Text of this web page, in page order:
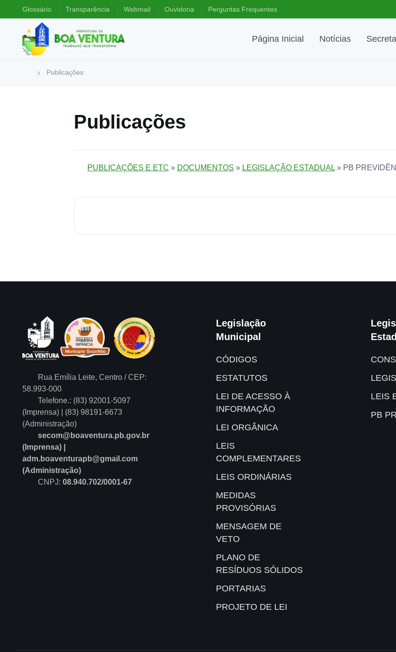
Glossário Transparência Webmail Ouvidoria Perguntas Frequentes
Página Inicial Notícias
Publicações
Publicações
PUBLICAÇÕES E ETC » DOCUMENTOS » LEGISLAÇÃO ESTADUAL» PB
Rua Emília Leite, Centro / CEP:
58.993-000
Telefone.: (83) 92001-5097
(Imprensa) | (83) 98191-6673
(Administração)
secom@boaventura.pb.gov.br
(Imprensa) |
adm.boaventurapb@gmail.com
(Administração)
CNPJ: 08.940.702/0001-67
Legislação
Municipal
CÓDIGOS
ESTATUTOS
LEI DE ACESSO À
INFORMAÇÃO
LEI ORGÂNICA
LEIS
COMPLEMENTARES
LEIS ORDINÁRIAS
MEDIDAS
PROVISÓRIAS
MENSAGEM DE
VETO
PLANO DE
RESÍDUOS SÓLIDOS
PORTARIAS
PROJETO DE LEI
LEIS
PB